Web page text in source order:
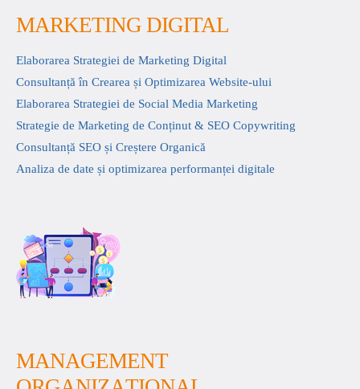
MARKETING DIGITAL
Elaborarea Strategiei de Marketing Digital
Consultanță în Crearea și Optimizarea Website-ului
Elaborarea Strategiei de Social Media Marketing
Strategie de Marketing de Conținut & SEO Copywriting
Consultanță SEO și Creștere Organică
Analiza de date și optimizarea performanței digitale
MANAGEMENT